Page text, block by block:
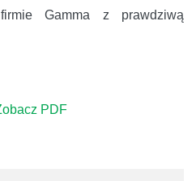
Gamma z prawdziwą
PDF